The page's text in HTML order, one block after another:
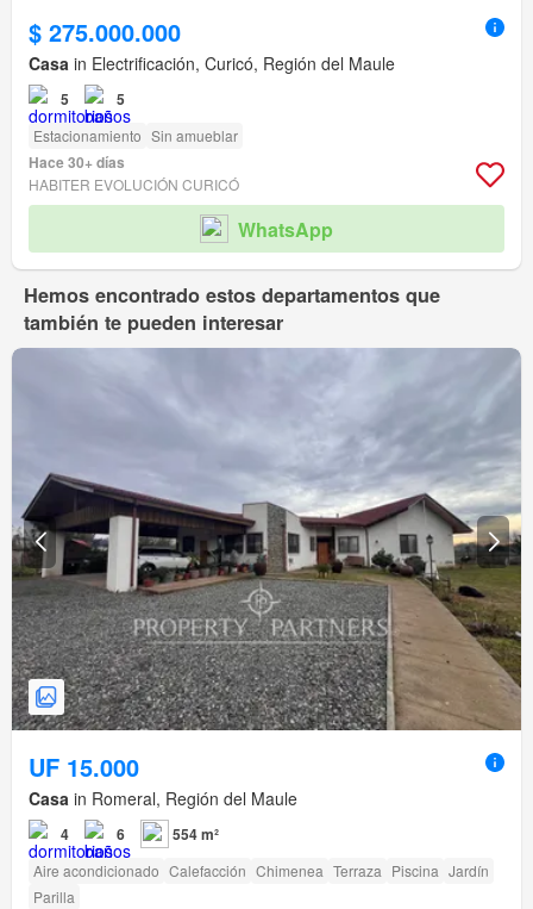
$ 275.000.000
Casa in Electrificación, Curicó, Región del Maule
5 5
Estacionamiento Sin amueblar
Hace 30+ días
HABITER EVOLUCIÓN CURICÓ
WhatsApp
Hemos encontrado estos departamentos que
también te pueden interesar
UF 15.000
Casa in Romeral, Región del Maule
4 6 554 m²
Aire acondicionado Calefacción Chimenea Terraza Piscina Jardín
Parilla